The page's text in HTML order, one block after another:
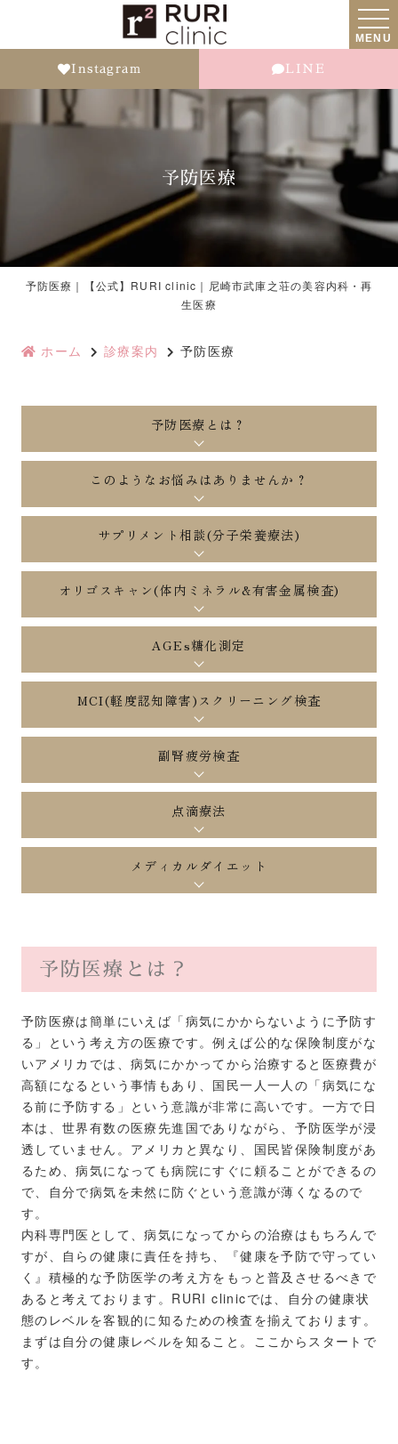
MENU
Instagram LINE
予防医療
予防医療｜【公式】RURI clinic｜尼崎市武庫之荘の美容内科・再
生医療
ホーム 診療案内 予防医療
予防医療とは？
このようなお悩みはありませんか？
サプリメント相談(分子栄養療法)
オリゴスキャン(体内ミネラル&有害金属検査)
AGEs糖化測定
MCI(軽度認知障害)スクリーニング検査
副腎疲労検査
点滴療法
メディカルダイエット
予防医療とは？
予防医療は簡単にいえば「病気にかからないように予防す
る」という考え方の医療です。例えば公的な保険制度がな
いアメリカでは、病気にかかってから治療すると医療費が
高額になるという事情もあり、国民一人一人の「病気にな
る前に予防する」という意識が非常に高いです。一方で日
本は、世界有数の医療先進国でありながら、予防医学が浸
透していません。アメリカと異なり、国民皆保険制度があ
るため、病気になっても病院にすぐに頼ることができるの
で、自分で病気を未然に防ぐという意識が薄くなるので
す。
内科専門医として、病気になってからの治療はもちろんで
すが、自らの健康に責任を持ち、『健康を予防で守ってい
く』積極的な予防医学の考え方をもっと普及させるべきで
あると考えております。RURI clinicでは、自分の健康状
態のレベルを客観的に知るための検査を揃えております。
まずは自分の健康レベルを知ること。ここからスタートで
す。